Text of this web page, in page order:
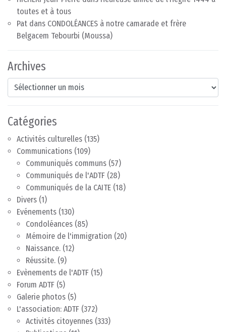
toutes et à tous
Pat dans CONDOLÉANCES à notre camarade et frère
Belgacem Tebourbi (Moussa)
Archives
Archives
Catégories
Activités culturelles (135)
Communications (109)
Communiqués communs (57)
Communiqués de l'ADTF (28)
Communiqués de la CAITE (18)
Divers (1)
Evénements (130)
Condoléances (85)
Mémoire de l'immigration (20)
Naissance. (12)
Réussite. (9)
Evènements de l'ADTF (15)
Forum ADTF (5)
Galerie photos (5)
L'association: ADTF (372)
Activités citoyennes (333)